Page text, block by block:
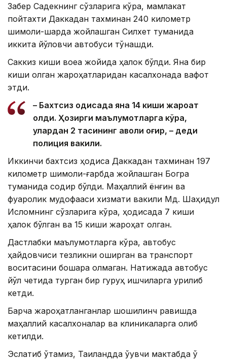
Забер Садекнинг сўзларига кўра, мамлакат
пойтахти Даккадан тахминан 240 километр
шимоли-шарқда жойлашган Силхет туманида
иккита йўловчи автобуси тўқнашди.
Саккиз киши воқеа жойида ҳалок бўлди. Яна бир
киши олган жароҳатларидан касалхонада вафот
этди.
– Бахтсиз ҳодисада яна 14 киши жароҳат
олди. Ҳозирги маълумотларга кўра,
улардан 2 тасининг аҳволи оғир, – деди
полиция вакили.
Иккинчи бахтсиз ҳодиса Даккадан тахминан 197
километр шимоли-ғарбда жойлашган Богра
туманида содир бўлди. Маҳаллий ёнғин ва
фуқаролик мудофааси хизмати вакили Мд. Шаҳидул
Исломнинг сўзларига кўра, ҳодисада 7 киши
ҳалок бўлган ва 15 киши жароҳат олган.
Дастлабки маълумотларга кўра, автобус
ҳайдовчиси тезликни оширган ва транспорт
воситасини бошқара олмаган. Натижада автобус
йўл четида турган бир гуруҳ ишчиларга урилиб
кетди.
Барча жароҳатланганлар шошилинч равишда
маҳаллий касалхоналар ва клиникаларга олиб
кетилди.
Эслатиб ўтамиз, Таиландда ўқувчи мактабда ўқ